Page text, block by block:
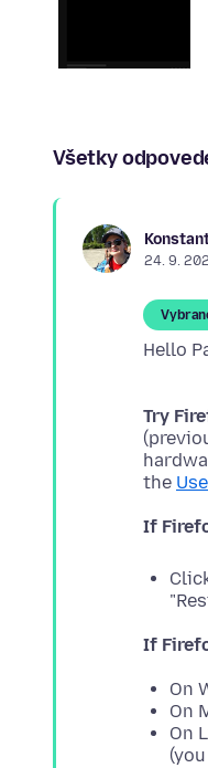
Všetky
24. 9.
Try
the
If
If
On
On
On